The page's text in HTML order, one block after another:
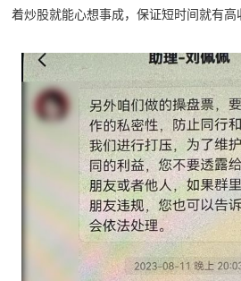
着炒股就能心想事成，保证短时间就有高